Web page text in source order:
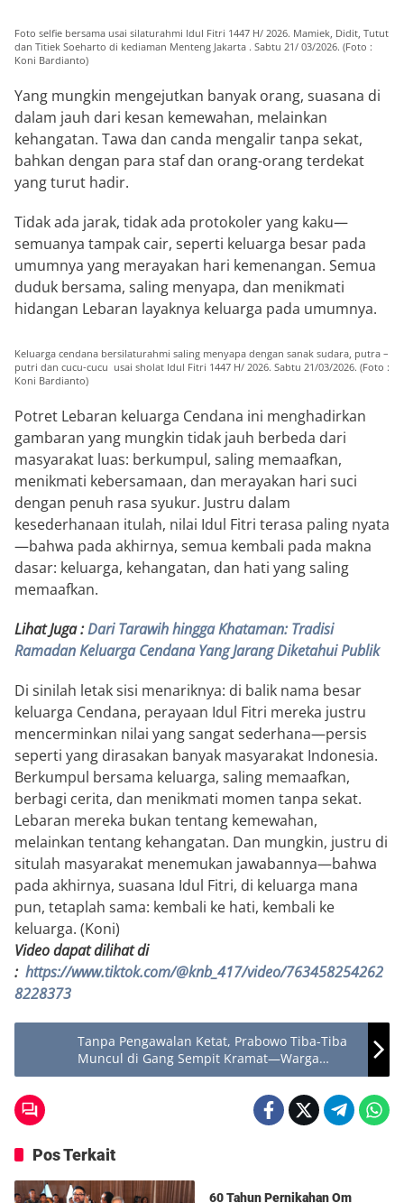
Foto selfie bersama usai silaturahmi Idul Fitri 1447 H/ 2026. Mamiek, Didit, Tutut
dan Titiek Soeharto di kediaman Menteng Jakarta . Sabtu 21/ 03/2026. (Foto :
Koni Bardianto)
Yang mungkin mengejutkan banyak orang, suasana di
dalam jauh dari kesan kemewahan, melainkan
kehangatan. Tawa dan canda mengalir tanpa sekat,
bahkan dengan para staf dan orang-orang terdekat
yang turut hadir.
Tidak ada jarak, tidak ada protokoler yang kaku—
semuanya tampak cair, seperti keluarga besar pada
umumnya yang merayakan hari kemenangan. Semua
duduk bersama, saling menyapa, dan menikmati
hidangan Lebaran layaknya keluarga pada umumnya.
Keluarga cendana bersilaturahmi saling menyapa dengan sanak sudara, putra –
putri dan cucu-cucu usai sholat Idul Fitri 1447 H/ 2026. Sabtu 21/03/2026. (Foto :
Koni Bardianto)
Potret Lebaran keluarga Cendana ini menghadirkan
gambaran yang mungkin tidak jauh berbeda dari
masyarakat luas: berkumpul, saling memaafkan,
menikmati kebersamaan, dan merayakan hari suci
dengan penuh rasa syukur. Justru dalam
kesederhanaan itulah, nilai Idul Fitri terasa paling nyata
—bahwa pada akhirnya, semua kembali pada makna
dasar: keluarga, kehangatan, dan hati yang saling
memaafkan.
Lihat Juga :Dari Tarawih hingga Khataman: Tradisi
Ramadan Keluarga Cendana Yang Jarang Diketahui Publik
Di sinilah letak sisi menariknya: di balik nama besar
keluarga Cendana, perayaan Idul Fitri mereka justru
mencerminkan nilai yang sangat sederhana—persis
seperti yang dirasakan banyak masyarakat Indonesia.
Berkumpul bersama keluarga, saling memaafkan,
berbagi cerita, dan menikmati momen tanpa sekat.
Lebaran mereka bukan tentang kemewahan,
melainkan tentang kehangatan. Dan mungkin, justru di
situlah masyarakat menemukan jawabannya—bahwa
pada akhirnya, suasana Idul Fitri, di keluarga mana
pun, tetaplah sama: kembali ke hati, kembali ke
keluarga. (Koni)
Video dapat dilihat di
: https://www.tiktok.com/@knb_417/video/763458254262
8228373
Tanpa Pengawalan Ketat, Prabowo Tiba-Tiba
Muncul di Gang Sempit Kramat—Warga
Nangis, Tinggalkan Dapur hingga Ngamen!
Pos Terkait
60 Tahun Pernikahan Om